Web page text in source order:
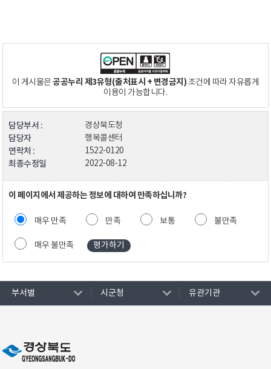
이 게시물은공공누리 제3유형(출처표시 + 변경금지)조건에 따라 자유롭게
이용이 가능합니다.
담당부서 : 경상북도청
담당자 행복콜센터
연락처 : 1522-0120
최종수정일 2022-08-12
이 페이지에서 제공하는 정보에 대하여 만족하십니까?
매우 만족 만족 보통 불만족
매우 불만족
부서별 시군청 유관기관